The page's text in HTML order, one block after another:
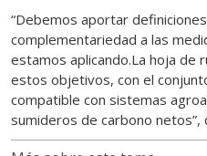
“Debemos aportar
complementariedad a las
estamos aplicando.La hoja de
estos objetivos, con el
compatible con sistemas
sumideros de carbono netos”,